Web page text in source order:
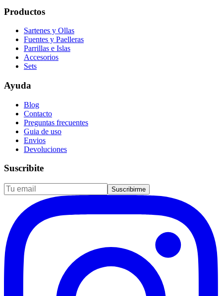
Productos
Sartenes y Ollas
Fuentes y Paelleras
Parrillas e Islas
Accesorios
Sets
Ayuda
Blog
Contacto
Preguntas frecuentes
Guia de uso
Envios
Devoluciones
Suscribite
Suscribirme